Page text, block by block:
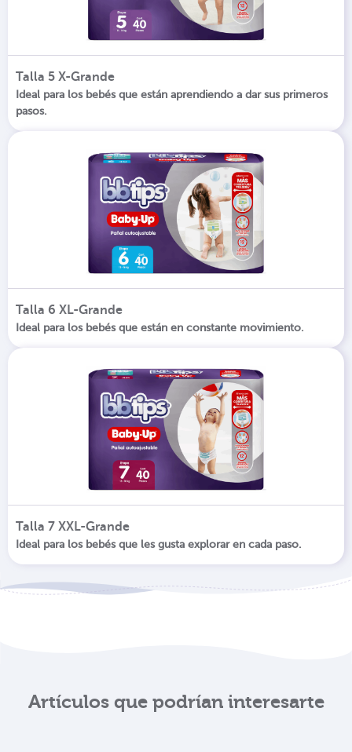
Talla 5 X-Grande
Ideal para los bebés que están aprendiendo a dar sus primeros
pasos.
Talla 6 XL-Grande
Ideal para los bebés que están en constante movimiento.
Talla 7 XXL-Grande
Ideal para los bebés que les gusta explorar en cada paso.
Artículos que podrían interesarte